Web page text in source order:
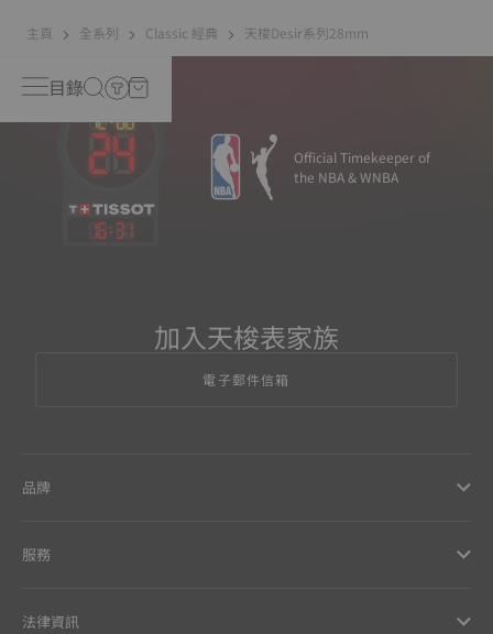
主頁 全系列 Classic 經典 天梭Desir系列28mm
目錄
16: 31
Official Timekeeper of
the NBA & WNBA
加入天梭表家族
電子郵件信箱
品牌
服務
法律資訊